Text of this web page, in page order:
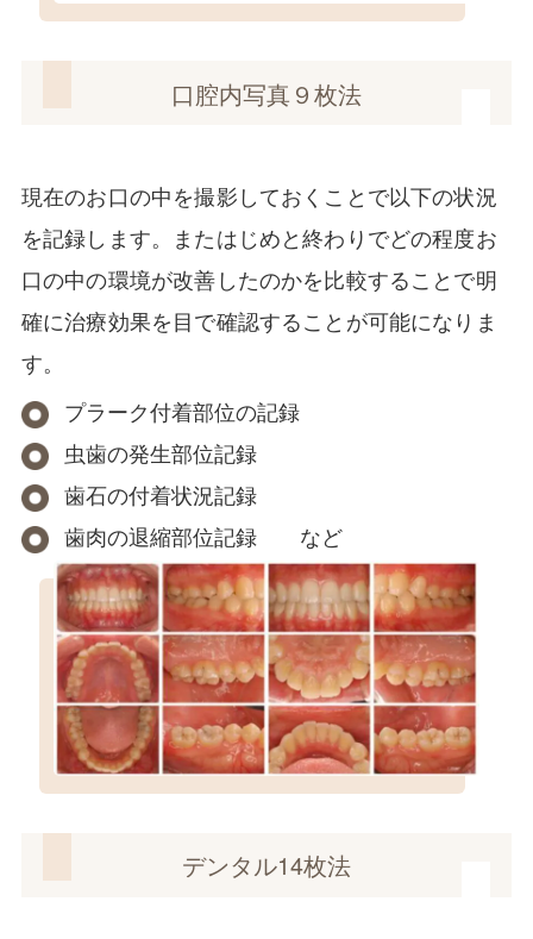
口腔内写真９枚法
現在のお口の中を撮影しておくことで以下の状況
を記録します。またはじめと終わりでどの程度お
口の中の環境が改善したのかを比較することで明
確に治療効果を目で確認することが可能になりま
す。
プラーク付着部位の記録
虫歯の発生部位記録
歯石の付着状況記録
歯肉の退縮部位記録 など
デンタル14枚法